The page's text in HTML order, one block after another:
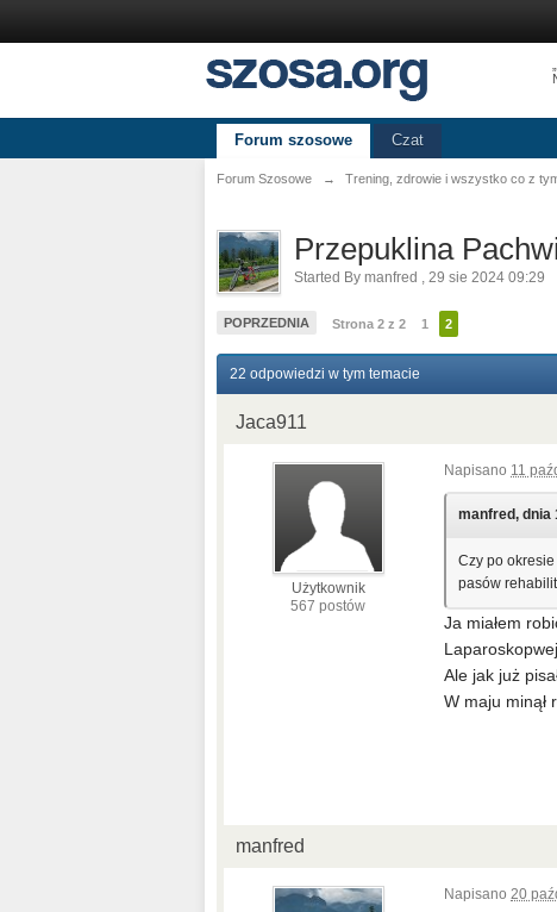
Forum szosowe Czat
Forum Szosowe → Trening, zdrowie i wszystko co z
Przepuklina
Started By manfred , 29 sie 2024 09:29
POPRZEDNIA Strona 2 z 2 1 2
22 odpowiedzi w tym temacie
Jaca911
Użytkownik
567 postów
Napisano 11
manfred, dnia
Czy po
pasów
Ja miałem
Laparoskopwej.
Ale jak już
W maju minął
manfred
Napisano 20